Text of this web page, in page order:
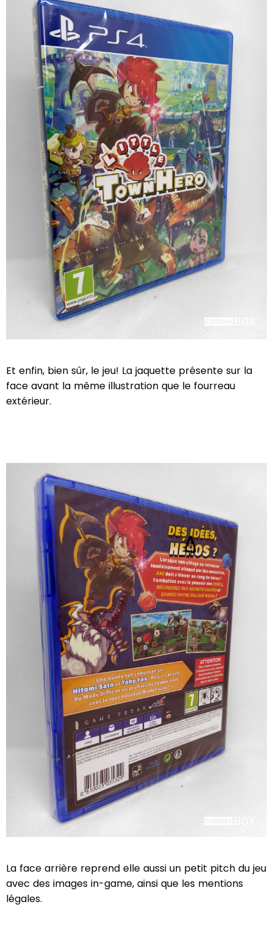
Et enfin, bien sûr, le jeu! La jaquette présente sur la
face avant la même illustration que le fourreau
extérieur.
La face arrière reprend elle aussi un petit pitch du jeu
avec des images in-game, ainsi que les mentions
légales.